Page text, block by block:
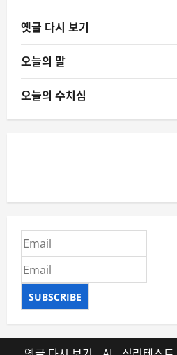
옛글 다시 보기
오늘의 말
오늘의 수치심
SUBSCRIBE